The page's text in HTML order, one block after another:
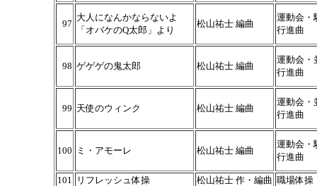
97
大人になんかならないよ
「オバケのQ太郎」より
松山祐士 編曲
運動会・
行進曲
98 ゲゲゲの鬼太郎 松山祐士 編曲
運動会・
行進曲
99 天使のウィンク 松山祐士 編曲
運動会・
行進曲
100 ミ・アモーレ 松山祐士 編曲
運動会・
行進曲
101 リフレッシュ体操 松山祐士 作・編曲 職場体操